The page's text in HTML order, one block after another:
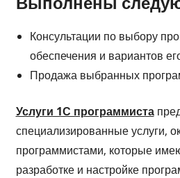
Консультации по выбору
обеспечения и вариантов
Продажа выбранных
Услуги 1С программиста
специализированные услуги,
программистами, которые
разработке и настройке